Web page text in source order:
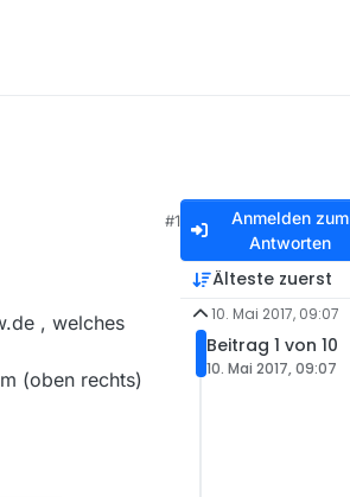
#1
, welches
(oben rechts)
Anmelden zum
Antworten
Älteste zuerst
10. Mai 2017, 09:07
Beitrag 1 von 10
10. Mai 2017, 09:07